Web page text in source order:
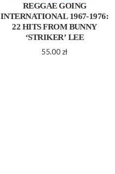
REGGAE GOING
INTERNATIONAL 1967-1976:
22 HITS FROM BUNNY
‘STRIKER’ LEE
55.00 zł